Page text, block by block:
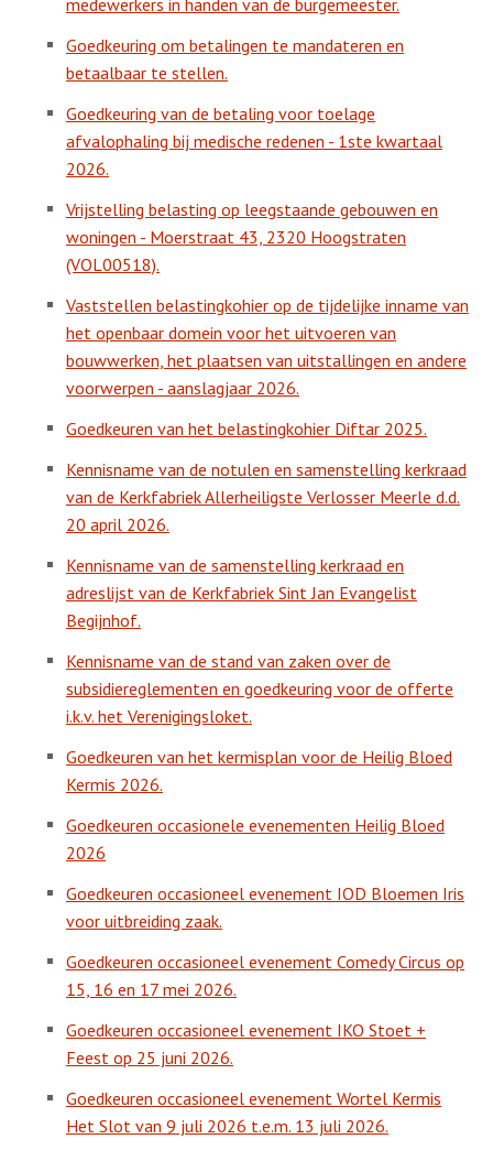
medewerkers in handen van de burgemeester.
Goedkeuring om betalingen te mandateren en
betaalbaar te stellen.
Goedkeuring van de betaling voor toelage
afvalophaling bij medische redenen - 1ste kwartaal
2026.
Vrijstelling belasting op leegstaande gebouwen en
woningen - Moerstraat 43, 2320 Hoogstraten
(VOL00518).
Vaststellen belastingkohier op de tijdelijke inname van
het openbaar domein voor het uitvoeren van
bouwwerken, het plaatsen van uitstallingen en andere
voorwerpen - aanslagjaar 2026.
Goedkeuren van het belastingkohier Diftar 2025.
Kennisname van de notulen en samenstelling kerkraad
van de Kerkfabriek Allerheiligste Verlosser Meerle d.d.
20 april 2026.
Kennisname van de samenstelling kerkraad en
adreslijst van de Kerkfabriek Sint Jan Evangelist
Begijnhof.
Kennisname van de stand van zaken over de
subsidiereglementen en goedkeuring voor de offerte
i.k.v. het Verenigingsloket.
Goedkeuren van het kermisplan voor de Heilig Bloed
Kermis 2026.
Goedkeuren occasionele evenementen Heilig Bloed
2026
Goedkeuren occasioneel evenement IOD Bloemen Iris
voor uitbreiding zaak.
Goedkeuren occasioneel evenement Comedy Circus op
15, 16 en 17 mei 2026.
Goedkeuren occasioneel evenement IKO Stoet +
Feest op 25 juni 2026.
Goedkeuren occasioneel evenement Wortel Kermis
Het Slot van 9 juli 2026 t.e.m. 13 juli 2026.